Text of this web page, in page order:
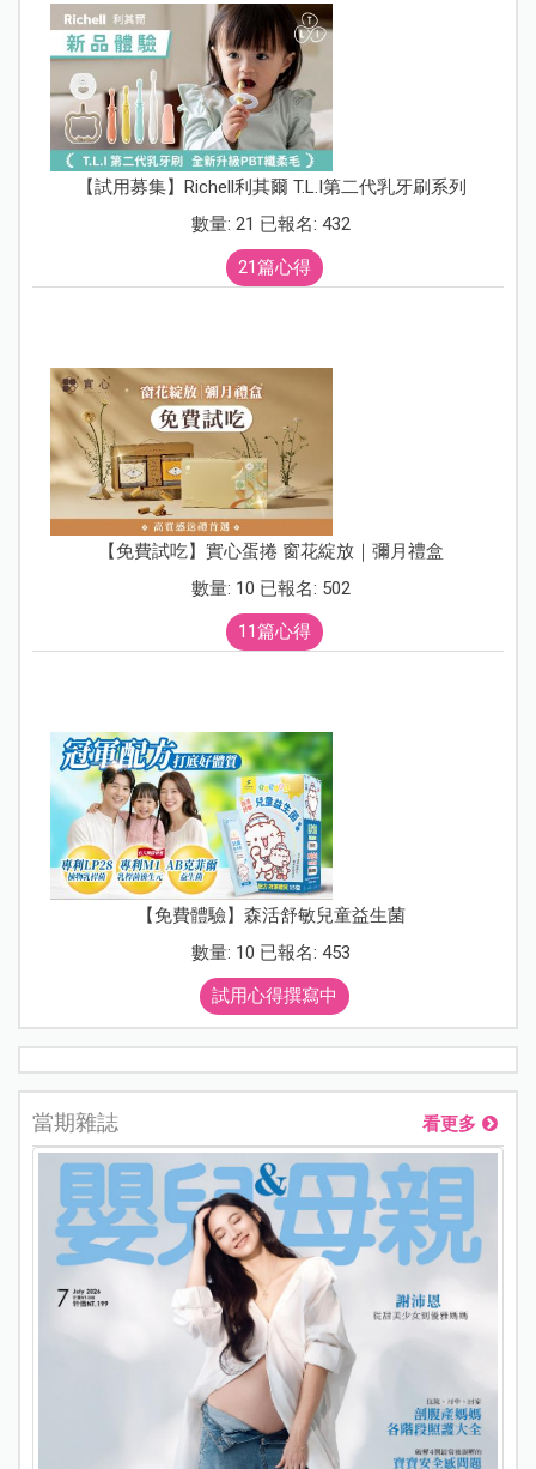
【試用募集】Richell利其爾 T.L.I第二代乳牙刷系列
數量: 21 已報名: 432
21篇心得
【免費試吃】實心蛋捲 窗花綻放｜彌月禮盒
數量: 10 已報名: 502
11篇心得
【免費體驗】森活舒敏兒童益生菌
數量: 10 已報名: 453
試用心得撰寫中
當期雜誌 看更多